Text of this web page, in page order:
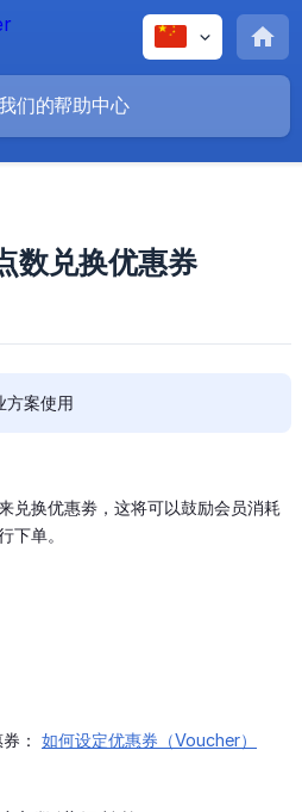
数兑换优惠券
方案使用
兑换优惠劵，这将可以鼓励会员消耗
下单。
： 如何设定优惠券（Voucher）